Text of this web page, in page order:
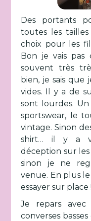
Des portants
toutes les
choix pour les
Bon je vais pas
souvent très
bien, je sais que
vides. Il y a de
sont lourdes.
sportswear, le
vintage. Sinon
shirt… il y a
déception sur les
sinon je ne
venue. En plus
essayer sur place !
Je repars
converses